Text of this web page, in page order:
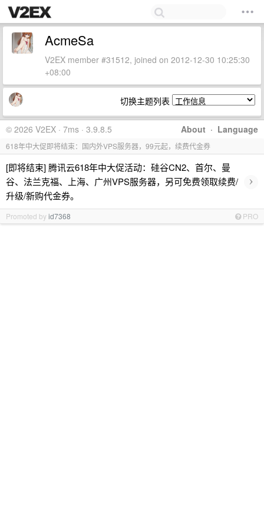
AcmeSa
V2EX member #31512, joined on 2012-12-30 10:25:30
+08:00
切换主题列表
About · Language
© 2026 V2EX · 7ms · 3.9.8.5
618年中大促即将结束：国内外VPS服务器，99元起，续费代金券
[即将结束] 腾讯云618年中大促活动：硅谷CN2、首尔、曼
谷、法兰克福、上海、广州VPS服务器，另可免费领取续费/
升级/新购代金券。
›
Promoted byid7368 PRO